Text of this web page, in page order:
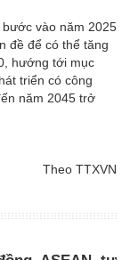
vào năm 2025
đề để có thể tăng
hướng tới mục
triển có công
năm 2045 trở
Theo TTXVN